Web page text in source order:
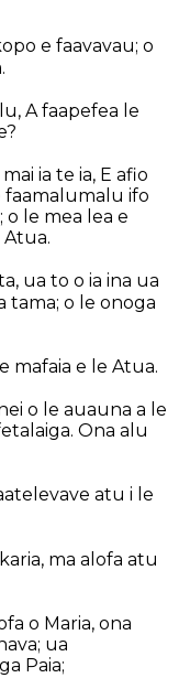
e faavavau; o
A faapefea le
ia te ia, E afio
faamalumalu ifo
o le mea lea e
Atua.
ua to o ia ina ua
tama; o le onoga
mafaia e le Atua.
o le auauna a le
Ona alu
atu i le
ma alofa atu
o Maria, ona
ua
Paia;